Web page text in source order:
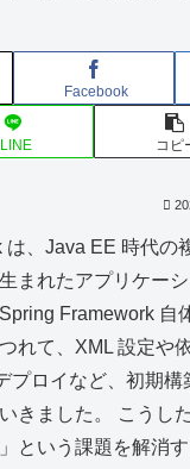
Facebook
LINE コピ
は、Java EE 時代の
まれたアプリケー
Framework 自
れて、XML 設定や
プロイなど、初期構
きました。 こうし
という課題を解消